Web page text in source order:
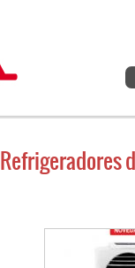
Refrigeradores